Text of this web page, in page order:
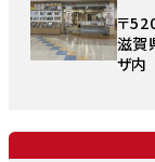
〒
滋賀
ザ内